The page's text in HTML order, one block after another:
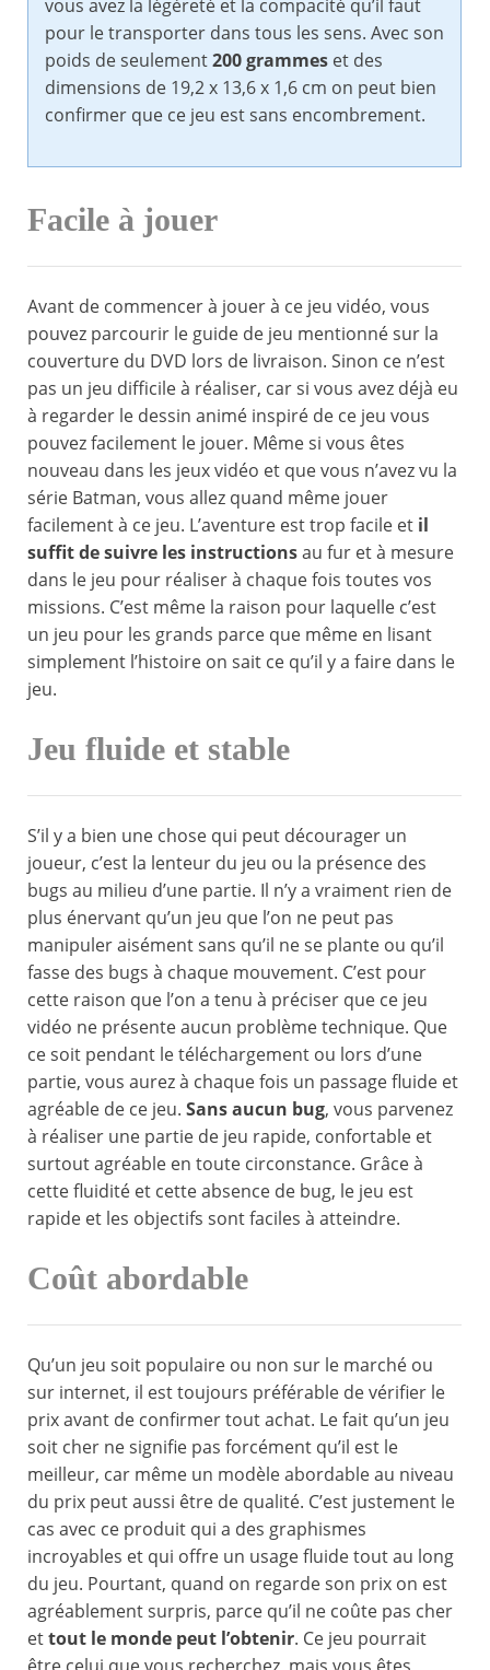
vous avez la légèreté et la compacité qu’il faut
pour le transporter dans tous les sens. Avec son
poids de seulement200 grammes et des
dimensions de 19,2 x 13,6 x 1,6 cm on peut bien
confirmer que ce jeu est sans encombrement.
Facile à jouer
Avant de commencer à jouer à ce jeu vidéo, vous
pouvez parcourir le guide de jeu mentionné sur la
couverture du DVD lors de livraison. Sinon ce n’est
pas un jeu difficile à réaliser, car si vous avez déjà eu
à regarder le dessin animé inspiré de ce jeu vous
pouvez facilement le jouer. Même si vous êtes
nouveau dans les jeux vidéo et que vous n’avez vu la
série Batman, vous allez quand même jouer
facilement à ce jeu. L’aventure est trop facile et il
suffit de suivre les instructionsau fur et à mesure
dans le jeu pour réaliser à chaque fois toutes vos
missions. C’est même la raison pour laquelle c’est
un jeu pour les grands parce que même en lisant
simplement l’histoire on sait ce qu’il y a faire dans le
jeu.
Jeu fluide et stable
S’il y a bien une chose qui peut décourager un
joueur, c’est la lenteur du jeu ou la présence des
bugs au milieu d’une partie. Il n’y a vraiment rien de
plus énervant qu’un jeu que l’on ne peut pas
manipuler aisément sans qu’il ne se plante ou qu’il
fasse des bugs à chaque mouvement. C’est pour
cette raison que l’on a tenu à préciser que ce jeu
vidéo ne présente aucun problème technique. Que
ce soit pendant le téléchargement ou lors d’une
partie, vous aurez à chaque fois un passage fluide et
agréable de ce jeu. Sans aucun bug, vous parvenez
à réaliser une partie de jeu rapide, confortable et
surtout agréable en toute circonstance. Grâce à
cette fluidité et cette absence de bug, le jeu est
rapide et les objectifs sont faciles à atteindre.
Coût abordable
Qu’un jeu soit populaire ou non sur le marché ou
sur internet, il est toujours préférable de vérifier le
prix avant de confirmer tout achat. Le fait qu’un jeu
soit cher ne signifie pas forcément qu’il est le
meilleur, car même un modèle abordable au niveau
du prix peut aussi être de qualité. C’est justement le
cas avec ce produit qui a des graphismes
incroyables et qui offre un usage fluide tout au long
du jeu. Pourtant, quand on regarde son prix on est
agréablement surpris, parce qu’il ne coûte pas cher
ettout le monde peut l’obtenir. Ce jeu pourrait